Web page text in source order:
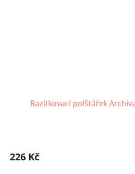
Razítkovací polštářek
226 Kč